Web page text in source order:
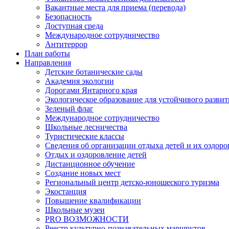
Вакантные места для приема (перевода)
Безопасность
Доступная среда
Международное сотрудничество
Антитеррор
План работы
Направления
Детские ботанические сады
Академия экологии
Дорогами Янтарного края
Экологическое образование для устойчивого
Зеленый флаг
Международное сотрудничество
Школьные лесничества
Туристические классы
Сведения об организации отдыха детей и их
Отдых и оздоровление детей
Дистанционное обучение
Создание новых мест
Региональный центр детско-юношеского туризма
Экостанция
Повышение квалификации
Школьные музеи
PRO ВОЗМОЖНОСТИ